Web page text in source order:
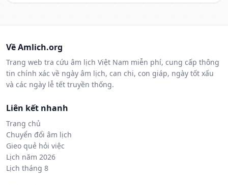
Về Amlich.org
Trang web tra cứu âm lịch Việt Nam miễn phí, cung cấp thông
tin chính xác về ngày âm lịch, can chi, con giáp, ngày tốt xấu
và các ngày lễ tết truyền thống.
Liên kết nhanh
Trang chủ
Chuyển đổi âm lịch
Gieo quẻ hỏi việc
Lịch năm 2026
Lịch tháng 8